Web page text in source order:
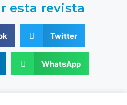
esta revista
Twitter
WhatsApp